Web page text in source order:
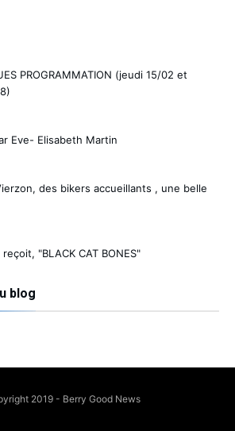
PROGRAMMATION (jeudi 15/02 et
Eve- Elisabeth Martin
des bikers accueillants , une belle
"BLACK CAT BONES"
blog
2019 - Berry Good News